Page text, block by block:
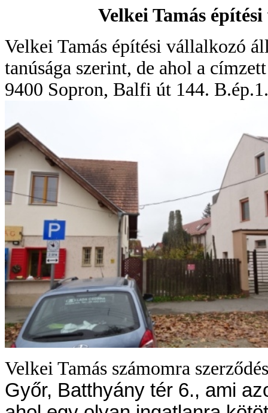
Velkei Tamás
Velkei Tamás építési vállalkozó
tanúsága szerint, de ahol a
9400 Sopron, Balfi út 144.
Velkei Tamás számomra
Győr, Batthyány tér 6., ami